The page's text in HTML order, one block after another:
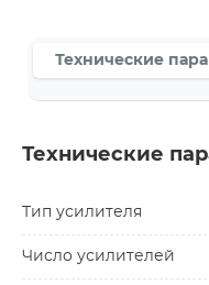
Технические
Технические
Тип усилителя
Число усилителей